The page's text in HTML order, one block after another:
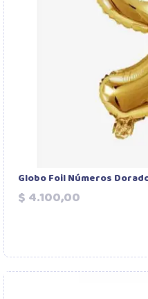
Globo Foil Números
$ 4.100,00